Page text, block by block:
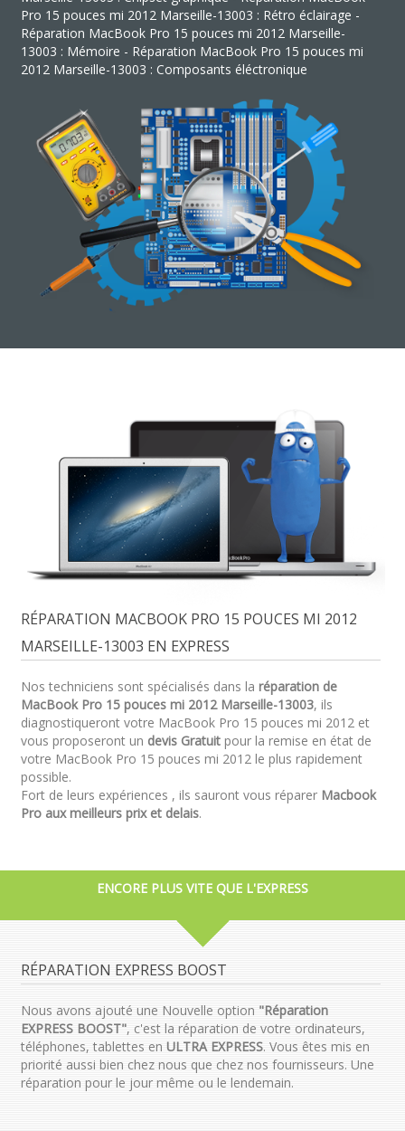
Pro 15 pouces mi 2012 Marseille-13003 : Rétro éclairage -
Réparation MacBook Pro 15 pouces mi 2012 Marseille-
13003 : Mémoire - Réparation MacBook Pro 15 pouces mi
2012 Marseille-13003 : Composants éléctronique
RÉPARATION MACBOOK PRO 15 POUCES MI 2012
MARSEILLE-13003 EN EXPRESS
Nos techniciens sont spécialisés dans la réparation de
MacBook Pro 15 pouces mi 2012 Marseille-13003, ils
diagnostiqueront votre MacBook Pro 15 pouces mi 2012 et
vous proposeront un devis Gratuitpour la remise en état de
votre MacBook Pro 15 pouces mi 2012 le plus rapidement
possible.
Fort de leurs expériences , ils sauront vous réparer Macbook
Pro aux meilleurs prix et delais.
ENCORE PLUS VITE QUE L'EXPRESS
RÉPARATION EXPRESS BOOST
Nous avons ajouté une Nouvelle option "Réparation
EXPRESS BOOST", c'est la réparation de votre ordinateurs,
téléphones, tablettes en ULTRA EXPRESS. Vous êtes mis en
priorité aussi bien chez nous que chez nos fournisseurs. Une
réparation pour le jour même ou le lendemain.